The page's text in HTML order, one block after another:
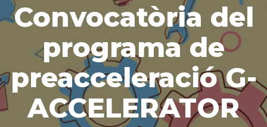
Convocatòria del
programa de
preacceleració G-
ACCELERATOR